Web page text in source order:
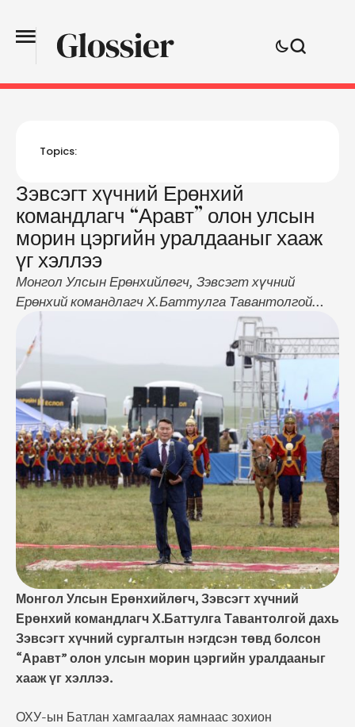
Topics:
Зэвсэгт хүчний Ерөнхий
командлагч “Аравт” олон улсын
морин цэргийн уралдааныг хааж
үг хэллээ
Монгол Улсын Ерөнхийлөгч, Зэвсэгт хүчний
Ерөнхий командлагч Х.Баттулга Тавантолгой
дахь Зэвсэгт хүчний сургалтын нэгдсэн төвд
болсон “Аравт” олон улсын морин цэргийн
уралдааныг хааж үг хэллээ. ОХУ-ын Батлан
хамгаалах яамнаас зохион байгуулдаг Олон улсын
цэргийн наадам энэ жил 10 улсын нутаг дэвсгэрт
38 төрлөөр наймдугаар сарын 3-10-ны өдрүүдэд
болж байгаа юм. Өмнөх наадмуудад Монгол Улсын
Зэвсэгт …
Монгол Улсын Ерөнхийлөгч, Зэвсэгт хүчний
Ерөнхий командлагч Х.Баттулга Тавантолгой дахь
Зэвсэгт хүчний сургалтын нэгдсэн төвд болсон
“Аравт” олон улсын морин цэргийн уралдааныг
хааж үг хэллээ.
ОХУ-ын Батлан хамгаалах яамнаас зохион